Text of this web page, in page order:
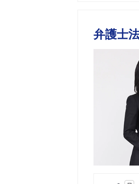
弁護士